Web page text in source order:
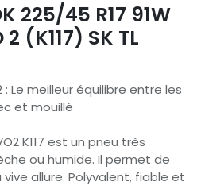
225/45 R17 91W
2 (K117) SK TL
: Le meilleur équilibre entre les
et mouillé
K117 est un pneu très
ou humide. Il permet de
allure. Polyvalent, fiable et